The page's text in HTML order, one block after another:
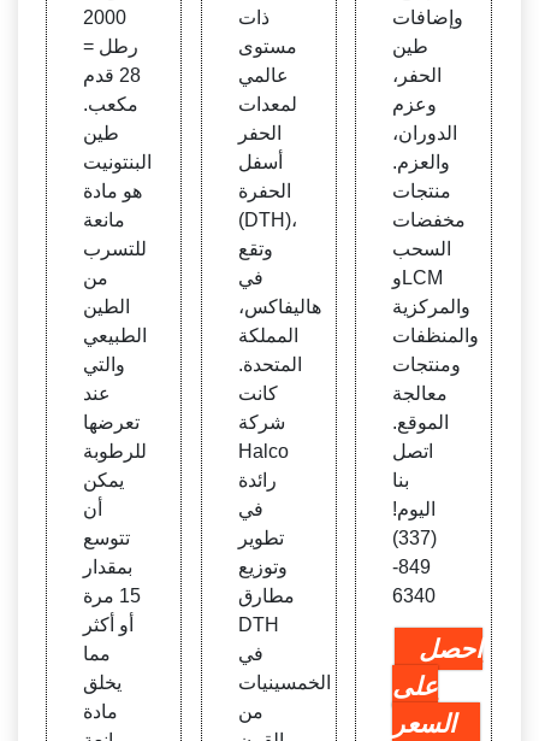
2000
رطل =
28 قدم
مكعب.
طين
البنتونيت
هو مادة
مانعة
للتسرب
من
الطين
الطبيعي
والتي
عند
تعرضها
للرطوبة
يمكن
أن
تتوسع
بمقدار
15 مرة
أو أكثر
مما
يخلق
مادة
ذات
مستوى
عالمي
لمعدات
الحفر
أسفل
الحفرة
(DTH)،
وتقع
في
هاليفاكس،
المملكة
المتحدة.
كانت
شركة
Halco
رائدة
في
تطوير
وتوزيع
مطارق
DTH
في
الخمسينيات
من
وإضافات
طين
الحفر،
وعزم
الدوران،
والعزم.
منتجات
مخفضات
السحب
وLCM
والمركزية
والمنظفات
ومنتجات
معالجة
الموقع.
اتصل
بنا
اليوم!
(337)
849-
6340
احصل
على
السعر